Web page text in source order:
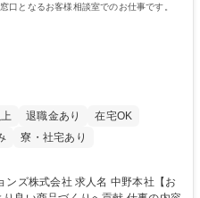
口となるお客様相談室でのお仕事です。
退職金あり
在宅OK
寮・社宅あり
人名 中野本社【お